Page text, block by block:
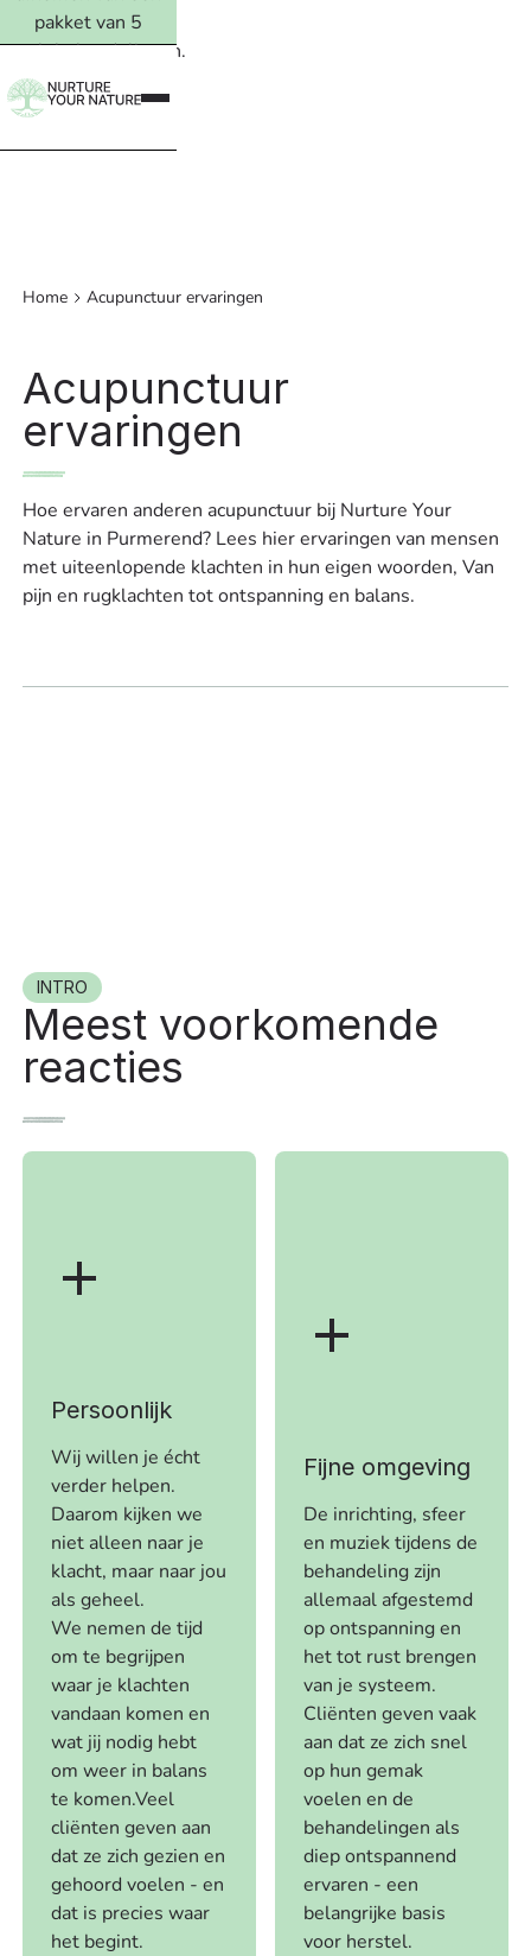
pakket van 5
Lees meer →
Home Acupunctuur ervaringen
Acupunctuur
ervaringen
Hoe ervaren anderen acupunctuur bij Nurture Your
Nature in Purmerend? Lees hier ervaringen van mensen
met uiteenlopende klachten in hun eigen woorden, Van
pijn en rugklachten tot ontspanning en balans.
INTRO
Meest voorkomende
reacties
Persoonlijk
Wij willen je écht
verder helpen.
Daarom kijken we
niet alleen naar je
klacht, maar naar jou
als geheel.
We nemen de tijd
om te begrijpen
waar je klachten
vandaan komen en
wat jij nodig hebt
om weer in balans
te komen.Veel
cliënten geven aan
dat ze zich gezien en
gehoord voelen - en
dat is precies waar
het begint.
Fijne omgeving
De inrichting, sfeer
en muziek tijdens de
behandeling zijn
allemaal afgestemd
op ontspanning en
het tot rust brengen
van je systeem.
Cliënten geven vaak
aan dat ze zich snel
op hun gemak
voelen en de
behandelingen als
diep ontspannend
ervaren - een
belangrijke basis
voor herstel.